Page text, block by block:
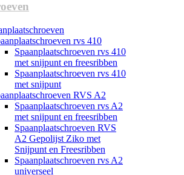
rvs 410
Spaanplaatschroeven rvs 410
met snijpunt en freesribben
Spaanplaatschroeven rvs 410
met snijpunt
RVS A2
Spaanplaatschroeven rvs A2
met snijpunt en freesribben
Spaanplaatschroeven RVS
A2 Gepolijst Ziko met
Snijpunt en Freesribben
Spaanplaatschroeven rvs A2
universeel